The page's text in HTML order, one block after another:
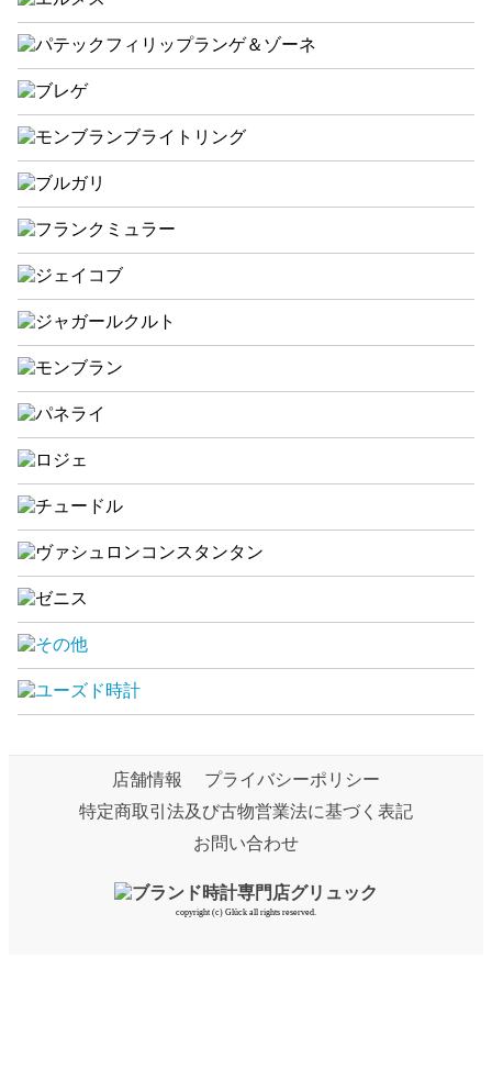
店舗情報
プライバシーポリシー
特定商取引法及び古物営業法に基づく表記
お問い合わせ
copyright (c) Glück all rights reserved.